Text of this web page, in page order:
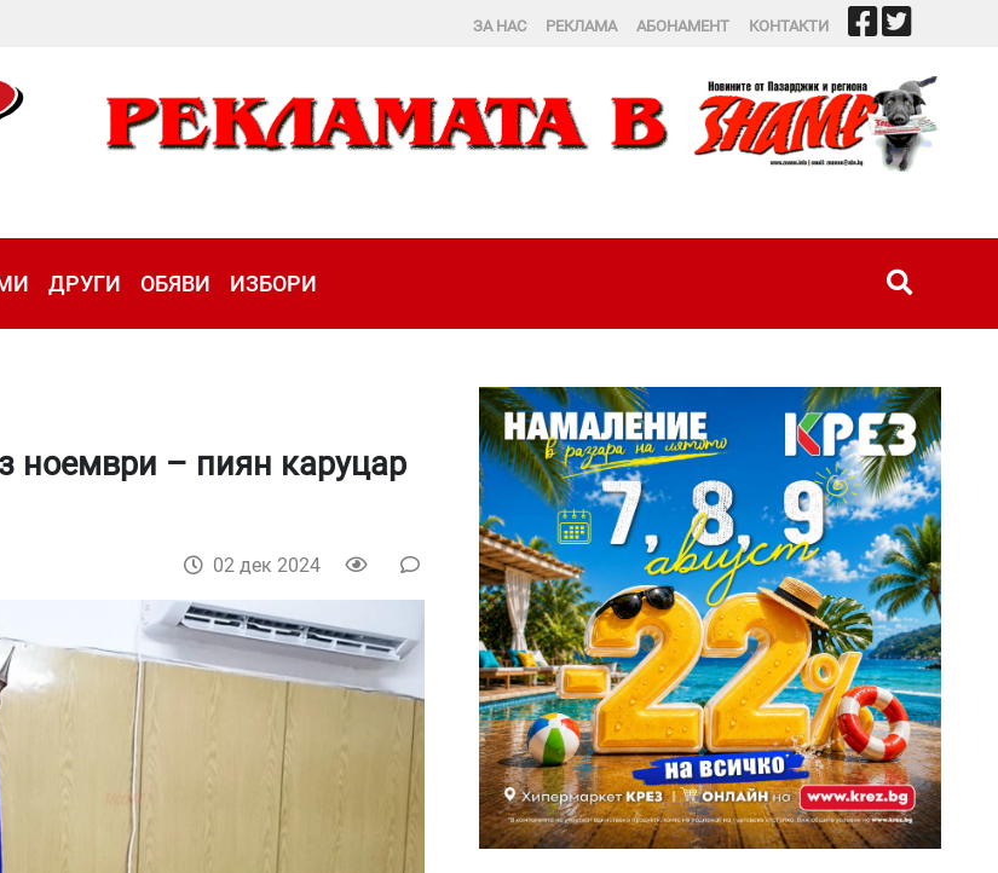
ЗА НАС РЕКЛАМА АБОНАМЕНТ КОНТАКТИ
ДРУГИ ОБЯВИ ИЗБОРИ
ноември – пиян каруцар
02 дек 2024